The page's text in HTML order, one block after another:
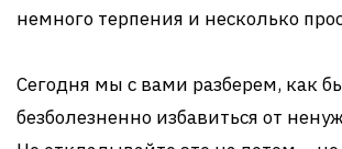
немного терпения и несколько
Сегодня мы с вами разберем, как
безболезненно избавиться от